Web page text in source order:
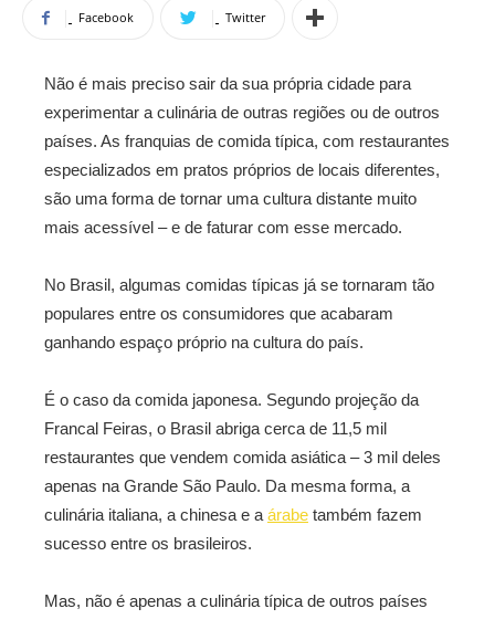
Facebook Twitter
Não é mais preciso sair da sua própria cidade para
experimentar a culinária de outras regiões ou de outros
países. As franquias de comida típica, com restaurantes
especializados em pratos próprios de locais diferentes,
são uma forma de tornar uma cultura distante muito
mais acessível – e de faturar com esse mercado.
No Brasil, algumas comidas típicas já se tornaram tão
populares entre os consumidores que acabaram
ganhando espaço próprio na cultura do país.
É o caso da comida japonesa. Segundo projeção da
Francal Feiras, o Brasil abriga cerca de 11,5 mil
restaurantes que vendem comida asiática – 3 mil deles
apenas na Grande São Paulo. Da mesma forma, a
culinária italiana, a chinesa e a árabe também fazem
sucesso entre os brasileiros.
Mas, não é apenas a culinária típica de outros países